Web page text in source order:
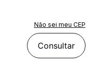
Não sei meu CEP
Consultar